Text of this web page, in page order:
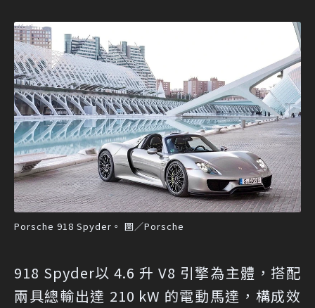
Porsche 918 Spyder。 圖／Porsche
918 Spyder以 4.6 升 V8 引擎為主體，搭配
兩具總輸出達 210 kW 的電動馬達，構成效